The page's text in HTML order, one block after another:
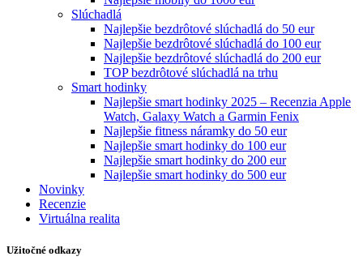
Slúchadlá
Najlepšie bezdrôtové slúchadlá do 50 eur
Najlepšie bezdrôtové slúchadlá do 100 eur
Najlepšie bezdrôtové slúchadlá do 200 eur
TOP bezdrôtové slúchadlá na trhu
Smart hodinky
Najlepšie smart hodinky 2025 – Recenzia Apple
Watch, Galaxy Watch a Garmin Fenix
Najlepšie fitness náramky do 50 eur
Najlepšie smart hodinky do 100 eur
Najlepšie smart hodinky do 200 eur
Najlepšie smart hodinky do 500 eur
Novinky
Recenzie
Virtuálna realita
Užitočné odkazy